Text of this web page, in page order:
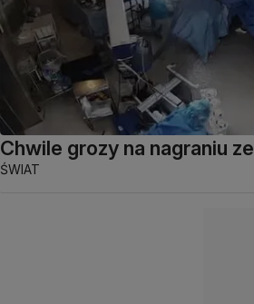
Chwile grozy na nagraniu
ŚWIAT